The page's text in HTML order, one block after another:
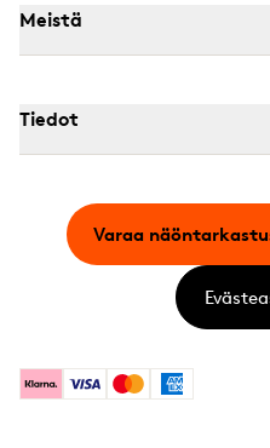
Meistä
Tiedot
KlarnaVisa MastercardAmerican
Varaa